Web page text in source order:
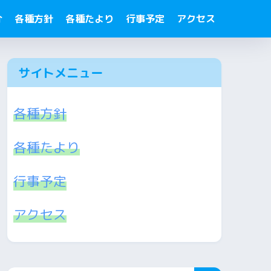
各種方針 各種たより 行事予定 アクセス
サイトメニュー
各種方針
各種たより
行事予定
アクセス